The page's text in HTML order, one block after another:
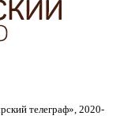
телеграф», 2020-